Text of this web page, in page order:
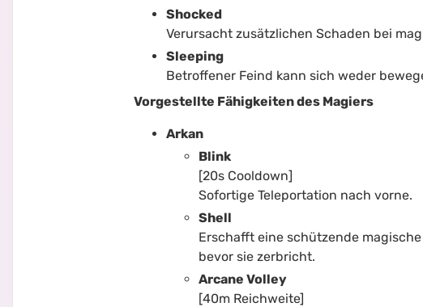
Shocked
Verursacht zusätzlichen Schaden bei
Sleeping
Betroffener Feind kann sich weder
Vorgestellte Fähigkeiten des Magiers
Arkan
Blink
[20s Cooldown]
Sofortige Teleportation nach vorne.
Shell
Erschafft eine schützende
bevor sie zerbricht.
Arcane Volley
[40m Reichweite]